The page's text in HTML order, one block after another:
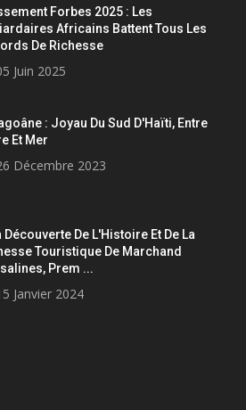
Forbes 2025 : Les
Africains Battent Tous Les
De Richesse
Juin 2025
: Joyau Du Sud D'Haïti, Entre
Et Mer
Décembre 2023
Découverte De L'Histoire Et De La
Touristique De Marchand
Prem ...
Janvier 2024